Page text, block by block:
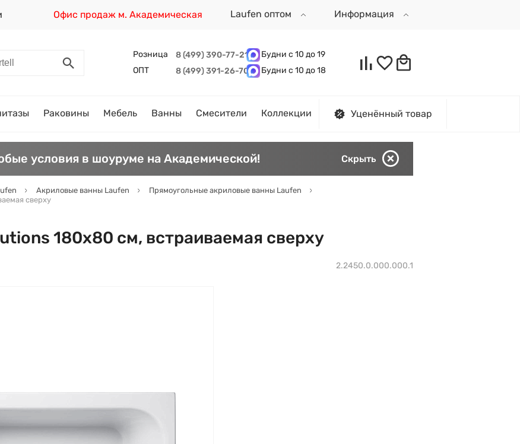
Офис продаж м. Академическая Laufen оптом Информация
Розница 8 (499) 390-77-21
Будни с 10 до 19
ОПТ
8 (499) 391-26-70 Будни с 10 до 18
Раковины Мебель Ванны Смесители Коллекции Уценённый товар
условия в шоуруме на Академической! Скрыть
Акриловые ванны Laufen
Прямоугольные акриловые ванны Laufen
сверху
180х80 см, встраиваемая сверху
2.2450.0.000.000.1